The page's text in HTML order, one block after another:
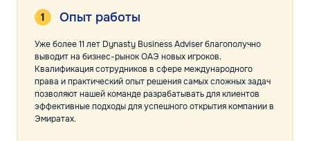
Опыт работы
Уже более 11 лет Dynasty Business Adviser благополучно
выводит на бизнес-рынок ОАЭ новых игроков.
Квалификация сотрудников в сфере международного
права и практический опыт решения самых сложных задач
позволяют нашей команде разрабатывать для клиентов
эффективные подходы для успешного открытия компании в
Эмиратах.